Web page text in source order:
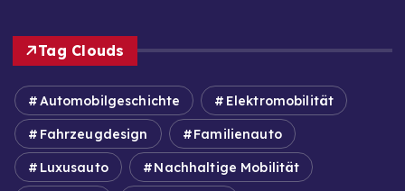
Tag Clouds
Automobilgeschichte Elektromobilität
Fahrzeugdesign Familienauto
Luxusauto Nachhaltige Mobilität